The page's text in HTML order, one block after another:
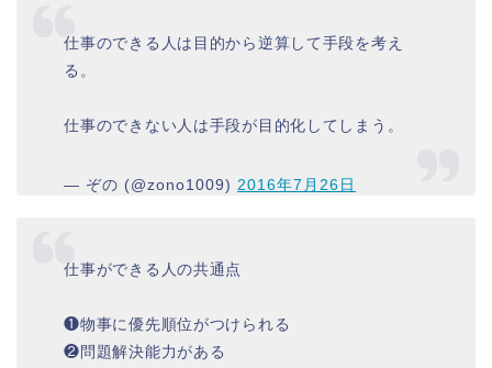
仕事のできる人は目的から逆算して手段を考え
る。
仕事のできない人は手段が目的化してしまう。
— ぞの (@zono1009) 2016年7月26日
仕事ができる人の共通点
❶物事に優先順位がつけられる
❷問題解決能力がある